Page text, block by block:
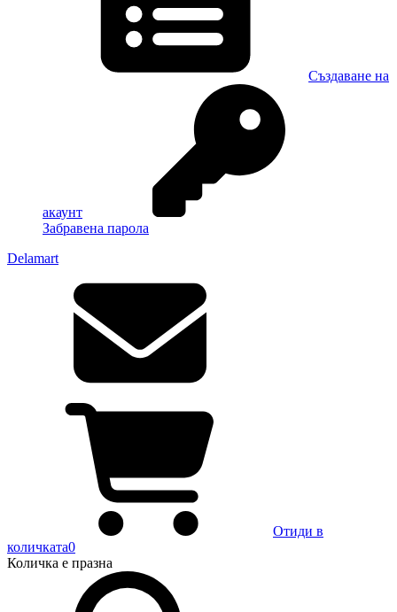
Създаване на
акаунт
Забравена парола
Delamart
Отиди в
количката0
Количка е празна